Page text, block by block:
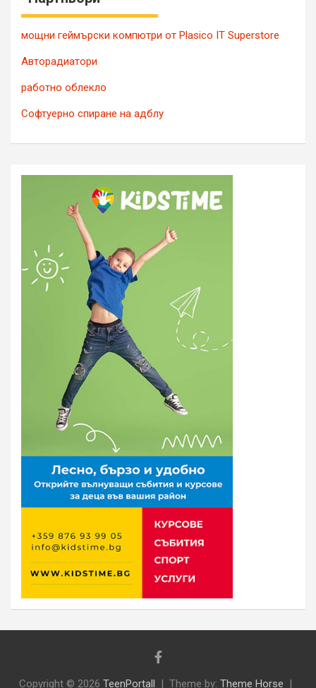
мощни геймърски компютри от Plasico IT Superstore
Авторадиатори
работно облекло
Софтуерно спиране на адблу
Copyright © 2026 TeenPortall Theme by: Theme Horse